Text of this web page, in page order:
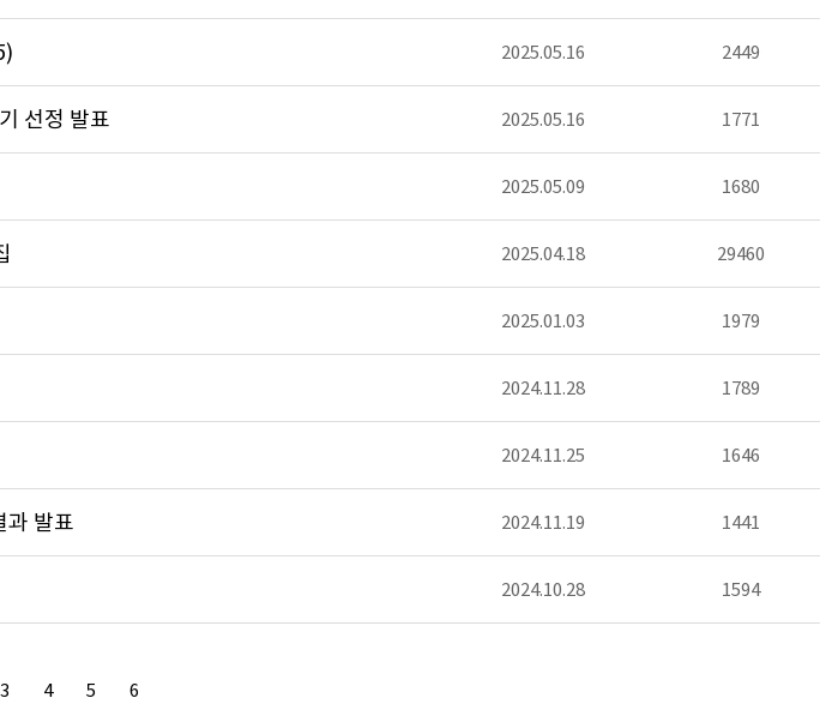
2025.05.16 2449
선정 발표 2025.05.16 1771
2025.05.09 1680
2025.04.18 29460
2025.01.03 1979
2024.11.28 1789
2024.11.25 1646
과 발표 2024.11.19 1441
2024.10.28 1594
3 4 5 6